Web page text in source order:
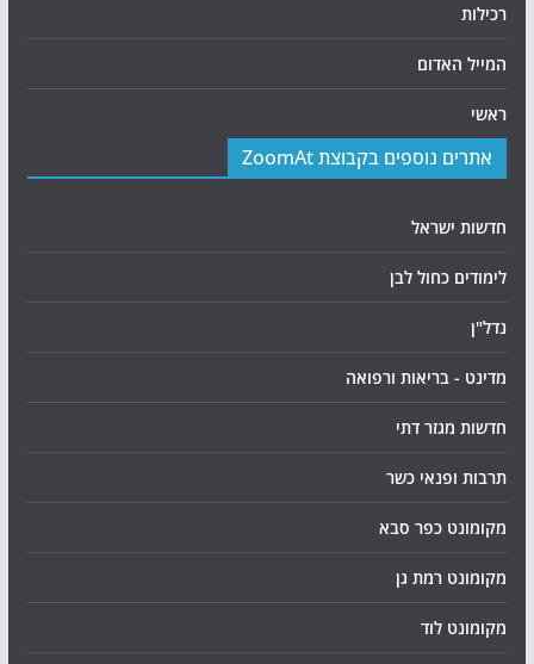
רכילות
המייל האדום
ראשי
אתרים נוספים בקבוצת ZoomAt
חדשות ישראל
לימודים כחול לבן
נדל"ן
מדינט - בריאות ורפואה
חדשות מגזר דתי
תרבות ופנאי כשר
מקומונט כפר סבא
מקומונט רמת גן
מקומונט לוד